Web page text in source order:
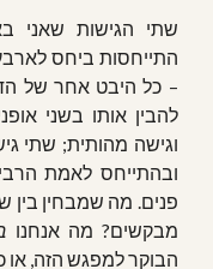
שתי הגישות שאני
התייחסות ביחס
– כל היבט אחר של
להבין אותו בשני
וגישה מהותית; שתי
ובהתייחס לאמת
פנים. מה שמבחין בין
מבקשים? מה אנחנו
הבוקר למפגש הזה, או